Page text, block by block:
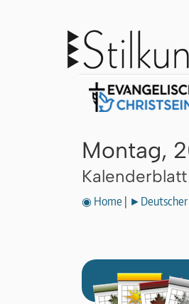
Montag,
◉ Home ►Deutscher